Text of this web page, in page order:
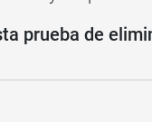
prueba de